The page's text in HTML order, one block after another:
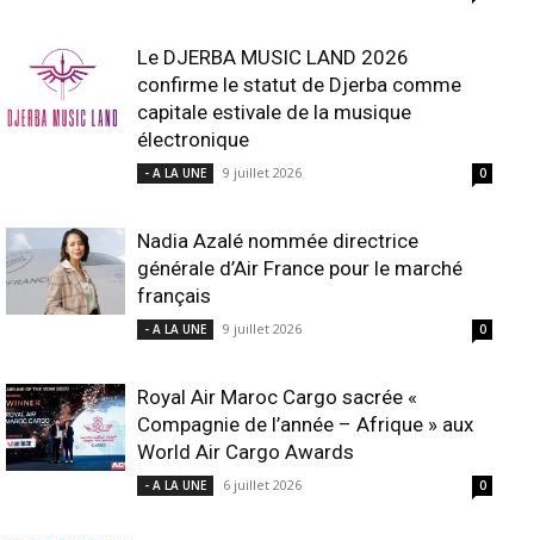
Le DJERBA MUSIC LAND 2026
confirme le statut de Djerba comme
capitale estivale de la musique
électronique
- A LA UNE 9 juillet 2026 0
Nadia Azalé nommée directrice
générale d’Air France pour le marché
français
- A LA UNE 9 juillet 2026 0
Royal Air Maroc Cargo sacrée «
Compagnie de l’année – Afrique » aux
World Air Cargo Awards
- A LA UNE 6 juillet 2026 0